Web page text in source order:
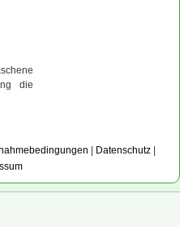
die
Datenschutz